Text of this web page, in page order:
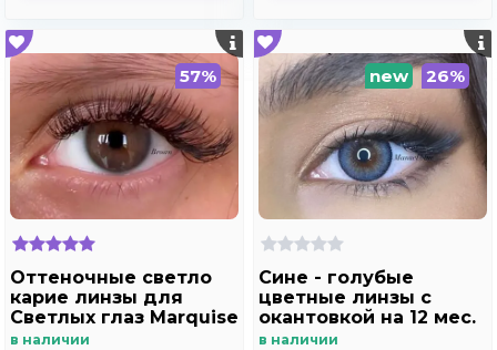
57%
Оттеночные светло
карие линзы для
Светлых глаз Marquise
Solo brown без
в наличии
new 26%
Сине - голубые
цветные линзы c
окантовкой на 12 мес.
Marquise Manuel blue
в наличии